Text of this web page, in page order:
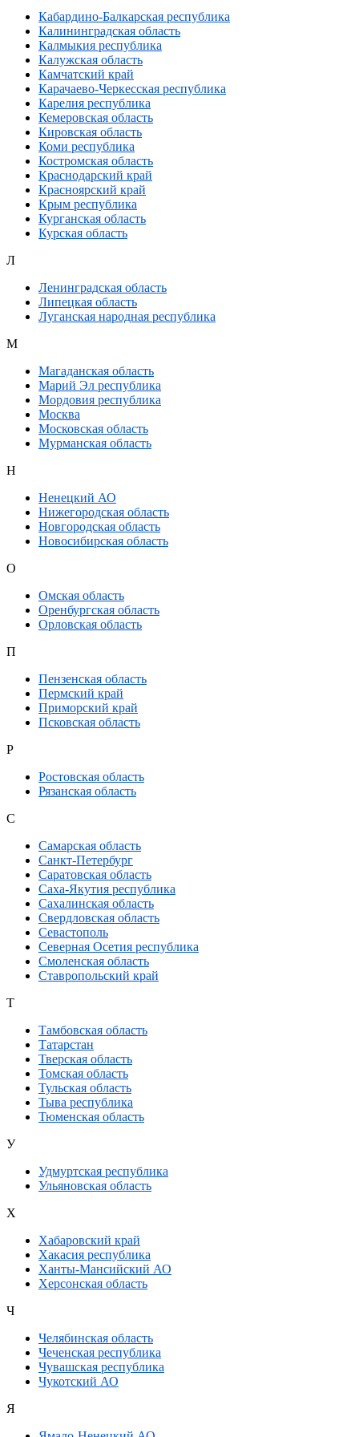
Кабардино-Балкарская республика
Калининградская область
Калмыкия республика
Калужская область
Камчатский край
Карачаево-Черкесская республика
Карелия республика
Кемеровская область
Кировская область
Коми республика
Костромская область
Краснодарский край
Красноярский край
Крым республика
Курганская область
Курская область
Л
Ленинградская область
Липецкая область
Луганская народная республика
М
Магаданская область
Марий Эл республика
Мордовия республика
Москва
Московская область
Мурманская область
Н
Ненецкий АО
Нижегородская область
Новгородская область
Новосибирская область
О
Омская область
Оренбургская область
Орловская область
П
Пензенская область
Пермский край
Приморский край
Псковская область
Р
Ростовская область
Рязанская область
С
Самарская область
Санкт-Петербург
Саратовская область
Саха-Якутия республика
Сахалинская область
Свердловская область
Севастополь
Северная Осетия республика
Смоленская область
Ставропольский край
Т
Тамбовская область
Татарстан
Тверская область
Томская область
Тульская область
Тыва республика
Тюменская область
У
Удмуртская республика
Ульяновская область
Х
Хабаровский край
Хакасия республика
Ханты-Мансийский АО
Херсонская область
Ч
Челябинская область
Чеченская республика
Чувашская республика
Чукотский АО
Я